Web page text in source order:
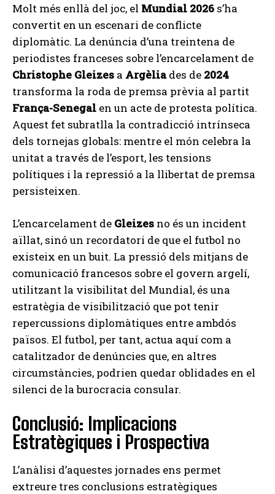
Molt més enllà del joc, el Mundial 2026 s’ha
convertit en un escenari de conflicte
diplomàtic. La denúncia d’una treintena de
periodistes franceses sobre l’encarcelament de
Christophe Gleizes a Argèliades de 2024
transforma la roda de premsa prèvia al partit
França-Senegal en un acte de protesta política.
Aquest fet subratlla la contradicció intrínseca
dels tornejas globals: mentre el món celebra la
unitat a través de l’esport, les tensions
polítiques i la repressió a la llibertat de premsa
persisteixen.
L’encarcelament de Gleizes no és un incident
aïllat, sinó un recordatori de que el futbol no
existeix en un buit. La pressió dels mitjans de
comunicació francesos sobre el govern argelí,
utilitzant la visibilitat del Mundial, és una
estratègia de visibilització que pot tenir
repercussions diplomàtiques entre ambdós
països. El futbol, per tant, actua aquí com a
catalitzador de denúncies que, en altres
circumstàncies, podrien quedar oblidades en el
silenci de la burocracia consular.
Conclusió: Implicacions
Estratègiques i Prospectiva
L’anàlisi d’aquestes jornades ens permet
extreure tres conclusions estratègiques